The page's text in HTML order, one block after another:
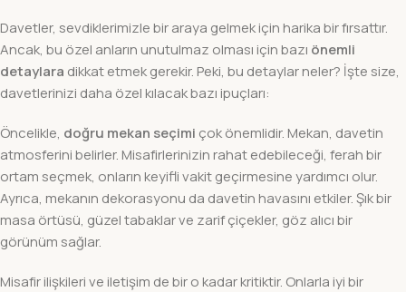
Davetler, sevdiklerimizle bir araya gelmek için harika bir fırsattır.
Ancak, bu özel anların unutulmaz olması için bazı önemli
detaylara dikkat etmek gerekir. Peki, bu detaylar neler? İşte size,
davetlerinizi daha özel kılacak bazı ipuçları:
Öncelikle, doğru mekan seçimi çok önemlidir. Mekan, davetin
atmosferini belirler. Misafirlerinizin rahat edebileceği, ferah bir
ortam seçmek, onların keyifli vakit geçirmesine yardımcı olur.
Ayrıca, mekanın dekorasyonu da davetin havasını etkiler. Şık bir
masa örtüsü, güzel tabaklar ve zarif çiçekler, göz alıcı bir
görünüm sağlar.
Misafir ilişkileri ve iletişim de bir o kadar kritiktir. Onlarla iyi bir